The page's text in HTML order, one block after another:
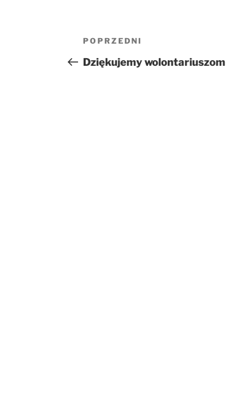
wpisu
Poprzedni
wpis
POPRZEDNI
Dziękujemy wolontariuszom